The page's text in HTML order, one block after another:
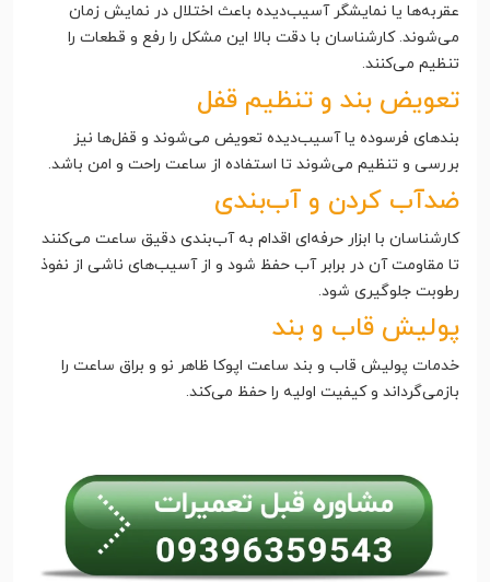
عقربه‌ها یا نمایشگر آسیب‌دیده باعث اختلال در نمایش زمان
می‌شوند. کارشناسان با دقت بالا این مشکل را رفع و قطعات را
تنظیم می‌کنند.
تعویض بند و تنظیم قفل
بندهای فرسوده یا آسیب‌دیده تعویض می‌شوند و قفل‌ها نیز
بررسی و تنظیم می‌شوند تا استفاده از ساعت راحت و امن باشد.
ضدآب کردن و آب‌بندی
کارشناسان با ابزار حرفه‌ای اقدام به آب‌بندی دقیق ساعت می‌کنند
تا مقاومت آن در برابر آب حفظ شود و از آسیب‌های ناشی از نفوذ
رطوبت جلوگیری شود.
پولیش قاب و بند
خدمات پولیش قاب و بند ساعت اپوکا ظاهر نو و براق ساعت را
بازمی‌گرداند و کیفیت اولیه را حفظ می‌کند.